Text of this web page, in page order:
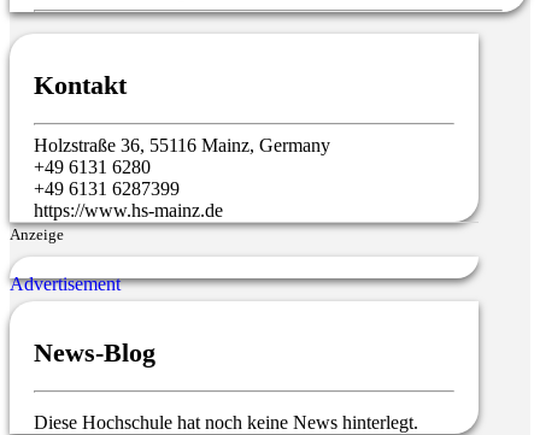
Kontakt
Holzstraße 36, 55116 Mainz, Germany
+49 6131 6280
+49 6131 6287399
https://www.hs-mainz.de
Anzeige
News-Blog
Diese Hochschule hat noch keine News hinterlegt.